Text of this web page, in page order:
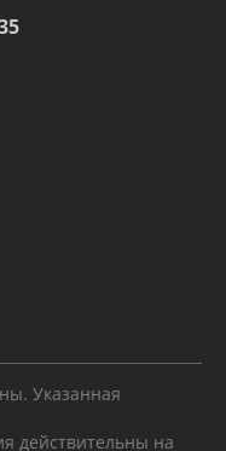
Указанная
действительны на